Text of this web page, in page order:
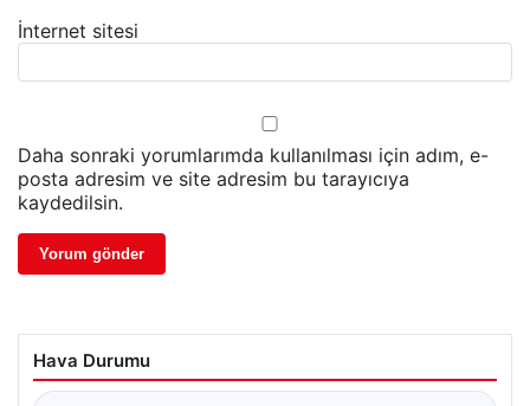
İnternet sitesi
Daha sonraki yorumlarımda kullanılması için adım, e-
posta adresim ve site adresim bu tarayıcıya
kaydedilsin.
Hava Durumu